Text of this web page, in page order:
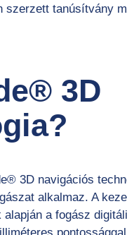
tanúsítvány
3D
3D navigációs
alkalmaz. A
a fogász